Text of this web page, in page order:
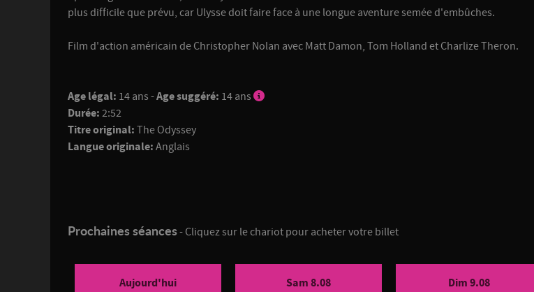
plus difficile que prévu, car Ulysse doit faire face à une longue aventure semée d'embûches.
Film d'action américain de Christopher Nolan avec Matt Damon, Tom Holland et Charlize Theron.
Age légal: 14 ans -Age suggéré: 14 ans
Durée: 2:52
Titre original: The Odyssey
Langue originale: Anglais
Prochaines séances- Cliquez sur le chariot pour acheter votre billet
Aujourd'hui Sam 8.08 Dim 9.08